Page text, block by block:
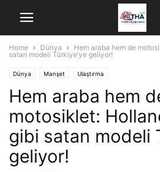
Home Dünya
Hem araba hem de
satan modeli Türkiye’ye geliyor!
Dünya Manşet Ulaştırma
Hem araba hem
motosiklet:
gibi satan modeli
geliyor!